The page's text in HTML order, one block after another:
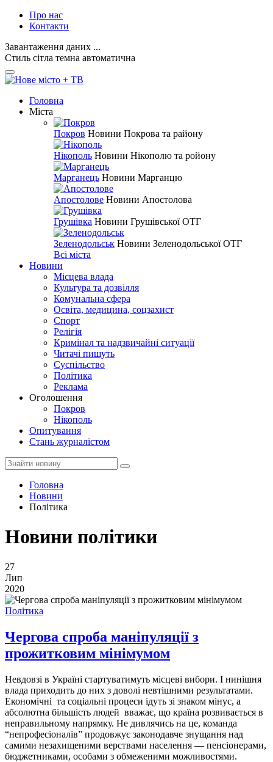
Про нас
Контакти
Завантаження даних ...
Стиль сітла темна автоматична
Головна
Міста
Покров Новини Покрова та району
Нікополь Новини Нікополю та ройону
Марганець Новини Марганцю
Апостолове Новини Апостолова
Грушівка Новини Грушівської ОТГ
Зеленодольськ Новини Зеленодольської ОТГ
Всі міста
Новини
Місцева влада
Культура та дозвілля
Комунальна сфера
Освіта, медицина, соцзахист
Спорт
Релігія
Кримінал та надзвичайні ситуації
Читачі пишуть
Суспільство
Політика
Реклама
Оголошення
Покров
Нікополь
Опитування
Стань журналістом
Головна
Новини
Політика
Новини політики
27
Лип
2020
Політика
Чергова спроба маніпуляції з
прожитковим мінімумом
Невдовзі в Україні стартуватимуть місцеві вибори. І нинішня
влада приходить до них з доволі невтішними результатами.
Економічні та соціальні процеси ідуть зі знаком мінус, а
абсолютна більшість людей вважає, що країна розвивається в
неправильному напрямку. Не дивлячись на це, команда
“непрофесіоналів” продовжує законодавче знущання над
самими незахищеними верствами населення — пенсіонерами,
бюджетниками, особами з обмеженими можливостями.